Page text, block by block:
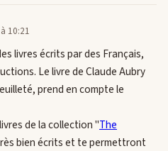
10:21
livres écrits par des Français,
Le livre de Claude Aubry
prend en compte le
de la collection "The
bien écrits et te permettront